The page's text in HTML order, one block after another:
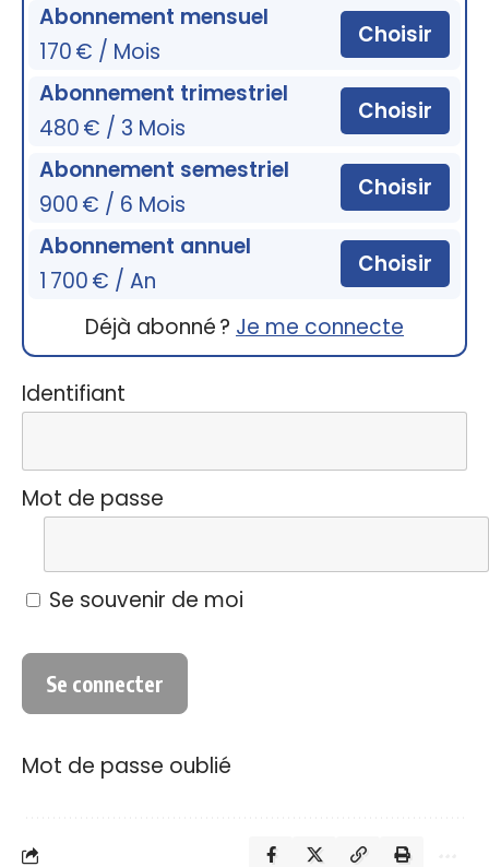
Abonnement mensuel
170 € / Mois
Choisir
Abonnement trimestriel
480 € / 3 Mois
Choisir
Abonnement semestriel
900 € / 6 Mois
Choisir
Abonnement annuel
1 700 € / An
Choisir
Déjà abonné ? Je me connecte
Identifiant
Mot de passe
Se souvenir de moi
Mot de passe oublié